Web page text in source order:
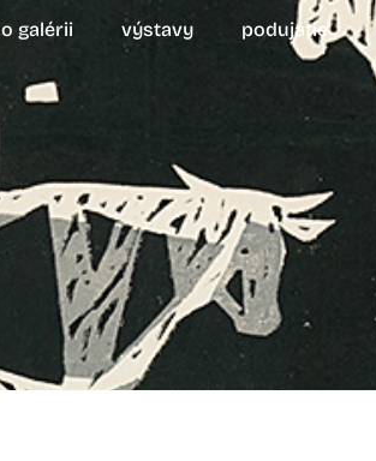
o galérii výstavy podujatie